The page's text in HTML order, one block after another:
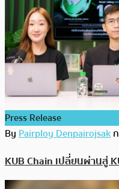
Press Release
ByPairploy Denpairojsak
KUB Chain เปลี่ยนผ่านสู่